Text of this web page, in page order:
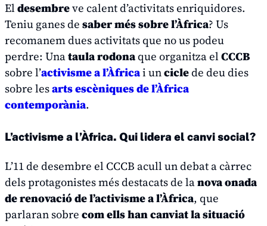
Eldesembreve calent d’activitats enriquidores.
Teniu ganes de saber més sobre l’Àfrica? Us
recomanem dues activitats que no us podeu
perdre: Unataula rodonaque organitza elCCCB
sobre l’activisme a l’Àfricai unciclede deu dies
sobre lesarts escèniques de l’Àfrica
contemporània.
L’activisme a l’Àfrica. Qui lidera el canvi social?
L’11 de desembre el CCCB acull un debat a càrrec
dels protagonistes més destacats de lanova onada
de renovació de l’activisme a l’Àfrica, que
parlaran sobre com ells han canviat la situació